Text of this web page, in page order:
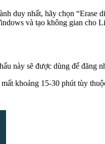
duy nhất, hãy chọn
và tạo không gian cho
này sẽ được dùng để đăng
khoảng 15-30 phút tùy